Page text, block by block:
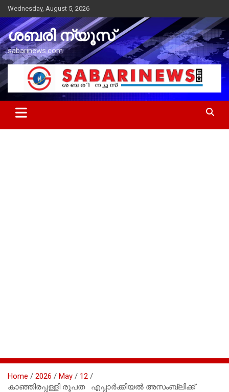
Skip
to
content
Wednesday, August 5, 2026
ശബരി ന്യൂസ്
sabarinews.com
Home 2026 May
12
കാഞ്ഞിരപ്പള്ളി രൂപത എപ്പാര്‍ക്കിയല്‍ അസംബ്ലിക്ക്